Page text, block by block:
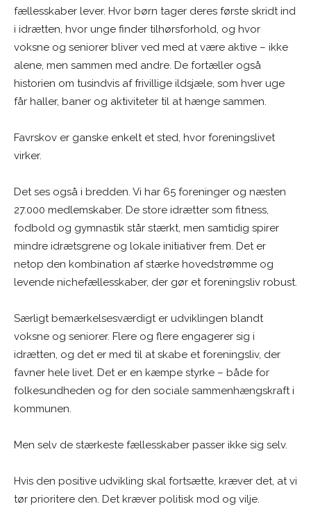
fællesskaber lever. Hvor børn tager deres første skridt ind
i idrætten, hvor unge finder tilhørsforhold, og hvor
voksne og seniorer bliver ved med at være aktive – ikke
alene, men sammen med andre. De fortæller også
historien om tusindvis af frivillige ildsjæle, som hver uge
får haller, baner og aktiviteter til at hænge sammen.
Favrskov er ganske enkelt et sted, hvor foreningslivet
virker.
Det ses også i bredden. Vi har 65 foreninger og næsten
27.000 medlemskaber. De store idrætter som fitness,
fodbold og gymnastik står stærkt, men samtidig spirer
mindre idrætsgrene og lokale initiativer frem. Det er
netop den kombination af stærke hovedstrømme og
levende nichefællesskaber, der gør et foreningsliv robust.
Særligt bemærkelsesværdigt er udviklingen blandt
voksne og seniorer. Flere og flere engagerer sig i
idrætten, og det er med til at skabe et foreningsliv, der
favner hele livet. Det er en kæmpe styrke – både for
folkesundheden og for den sociale sammenhængskraft i
kommunen.
Men selv de stærkeste fællesskaber passer ikke sig selv.
Hvis den positive udvikling skal fortsætte, kræver det, at vi
tør prioritere den. Det kræver politisk mod og vilje.